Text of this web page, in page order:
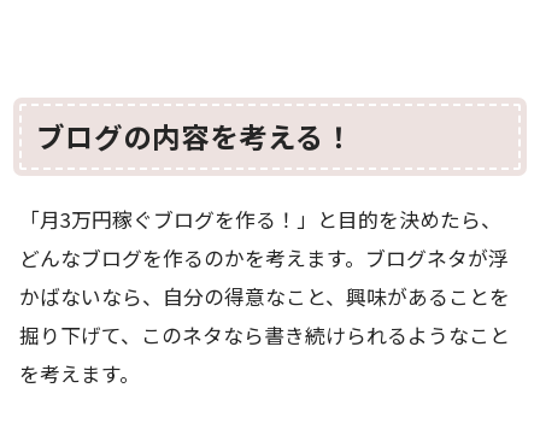
ブログの内容を考える！
「月3万円稼ぐブログを作る！」と目的を決めたら、
どんなブログを作るのかを考えます。ブログネタが浮
かばないなら、自分の得意なこと、興味があることを
掘り下げて、このネタなら書き続けられるようなこと
を考えます。